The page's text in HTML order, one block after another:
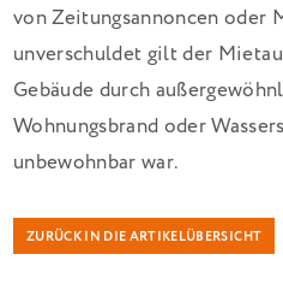
von Zeitungsannoncen oder
unverschuldet gilt der
Gebäude durch
Wohnungsbrand oder
unbewohnbar war.
ZURÜCK IN DIE ARTIKELÜBERSICHT